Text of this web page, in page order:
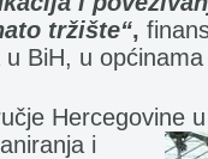
tržište“,
BiH, u
Hercegovine
i